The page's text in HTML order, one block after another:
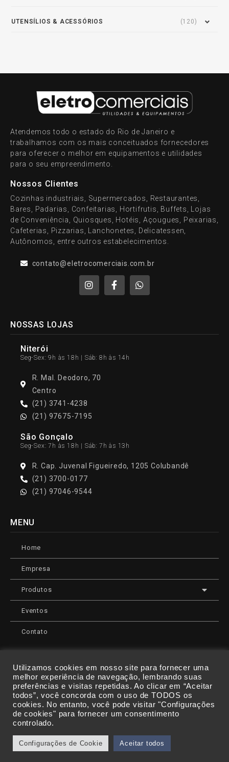
UTENSÍLIOS & ACESSÓRIOS (120)
Atendemos todo o estado do Rio de Janeiro e
trabalhamos com os mais conceituados fornecedores
para oferecer o melhor em equipamentos e utilidades
para o seu empreendimento.
Nossos Clientes
Cozinhas industriais, Supermercados, Restaurantes,
Bares, Padarias, Confeitarias, Hortifrutis, Buffets, Lojas
de Conveniência, Quiosques, Hotéis, Açougues, Peixarias,
Cafeterias, Pizzarias, Lanchonetes, Delicatessen,
Autônomos, entre outros estabelecimentos.
contato@eletrocomerciais.com.br
NOSSAS LOJAS
Niterói
Seg-Sex: 9h às 18h | Sáb: 8h às 14h
R. Mal. Deodoro, 70
Centro
(21) 3741-4238
(21) 97675-7195
São Gonçalo
Seg-Sex: 7h às 18h | Sáb: 7h às 13h
R. Cap. Juvenal Figueiredo, 1205 Colubandê
(21) 3700-0177
(21) 97046-9544
MENU
Home
Empresa
Produtos
Eventos
Contato
CONDIÇÕES DE PAGAMENTO:
© 2021 Eletrocomerciais | Todos os direitos reservados
Utilizamos cookies em nosso site para fornecer uma
melhor experiência de navegação, lembrando suas
preferências e visitas repetidas. Ao clicar em “Aceitar
todos”, você concorda com o uso de TODOS os
cookies. No entanto, você pode visitar "Configurações
de cookies" para fornecer um consentimento
controlado.
Configurações de Cookie Aceitar todos